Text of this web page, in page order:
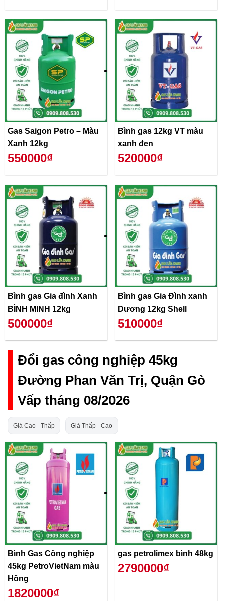
Gas Saigon Petro – Màu
Xanh 12kg
550000₫
Bình gas 12kg VT màu
xanh đen
520000₫
Bình gas Gia đình Xanh
BÌNH MINH 12kg
500000₫
Bình gas Gia Đình xanh
Dương 12kg Shell
510000₫
Đổi gas công nghiệp 45kg
Đường Phan Văn Trị, Quận Gò
Vấp tháng 08/2026
Giá Cao - Thấp Giá Thấp - Cao
Bình Gas Công nghiệp
45kg PetroVietNam màu
Hồng
1820000₫
gas petrolimex bình 48kg
2790000₫